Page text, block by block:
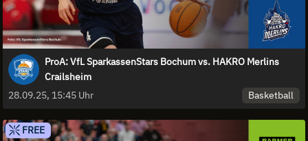
ProA: VfL SparkassenStars Bochum vs. HAKRO Merlins
Crailsheim
28.09.25, 15:45 Uhr
Basketball
FREE